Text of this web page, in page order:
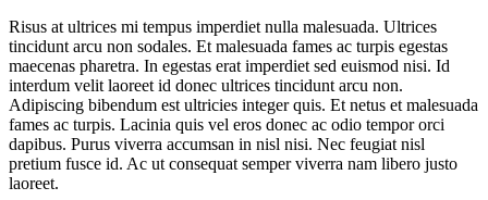
Risus at ultrices mi tempus imperdiet nulla malesuada. Ultrices
tincidunt arcu non sodales. Et malesuada fames ac turpis egestas
maecenas pharetra. In egestas erat imperdiet sed euismod nisi. Id
interdum velit laoreet id donec ultrices tincidunt arcu non.
Adipiscing bibendum est ultricies integer quis. Et netus et malesuada
fames ac turpis. Lacinia quis vel eros donec ac odio tempor orci
dapibus. Purus viverra accumsan in nisl nisi. Nec feugiat nisl
pretium fusce id. Ac ut consequat semper viverra nam libero justo
laoreet.